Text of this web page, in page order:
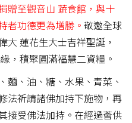
贈至觀音山 蔬食館，與十
者功德更為增勝。 敬邀全球
大 蓮花生大士吉祥聖誕，
，積聚圓滿福慧二資糧。
麵、油、糖、水果、青菜、
法祈請諸佛加持下施物，再
接受佛法加持。在經過薈供